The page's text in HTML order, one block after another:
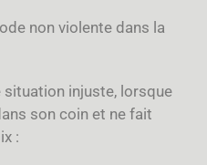
non violente dans la
situation injuste, lorsque
son coin et ne fait
: